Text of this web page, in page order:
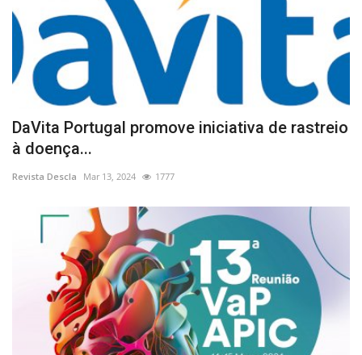
DaVita Portugal promove iniciativa de rastreio
à doença...
Revista Descla Mar 13, 2024 1777